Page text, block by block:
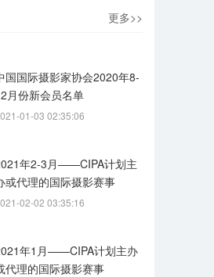
更多>>
国国际摄影家协会2020年8-
月份新会员名单
01-03 02:35:06
年2-3月——CIPA计划主
或代理的国际摄影赛事
02-02 03:35:16
年1月——CIPA计划主办
代理的国际摄影赛事